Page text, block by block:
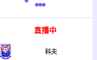
直播中
科夫